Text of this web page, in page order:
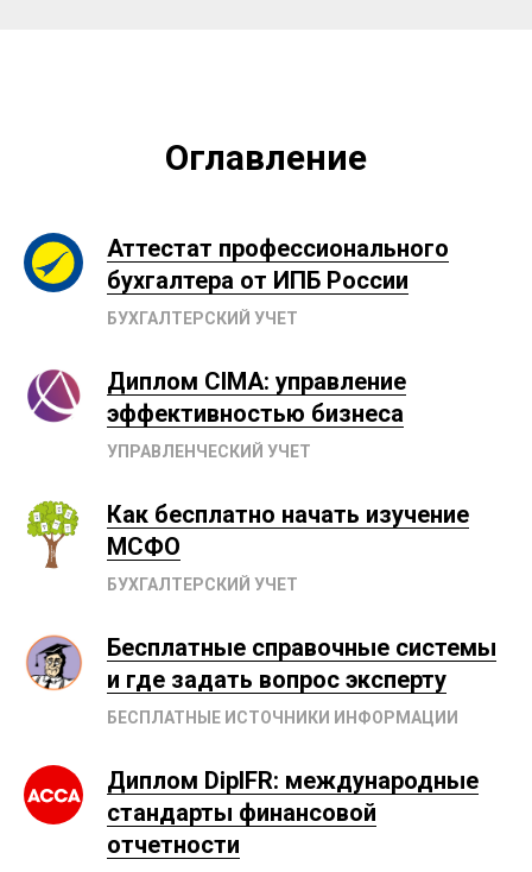
Оглавление
Аттестат профессионального
бухгалтера от ИПБ России
БУХГАЛТЕРСКИЙ УЧЕТ
Диплом CIMA: управление
эффективностью бизнеса
УПРАВЛЕНЧЕСКИЙ УЧЕТ
Как бесплатно начать изучение
МСФО
БУХГАЛТЕРСКИЙ УЧЕТ
Бесплатные справочные системы
и где задать вопрос эксперту
БЕСПЛАТНЫЕ ИСТОЧНИКИ ИНФОРМАЦИИ
Диплом DipIFR: международные
стандарты финансовой
отчетности